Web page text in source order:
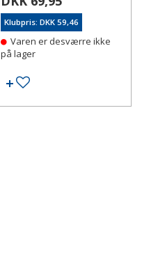
Klubpris: DKK 59,46
Varen er desværre ikke
på lager
Tilføj til ønskeseddel